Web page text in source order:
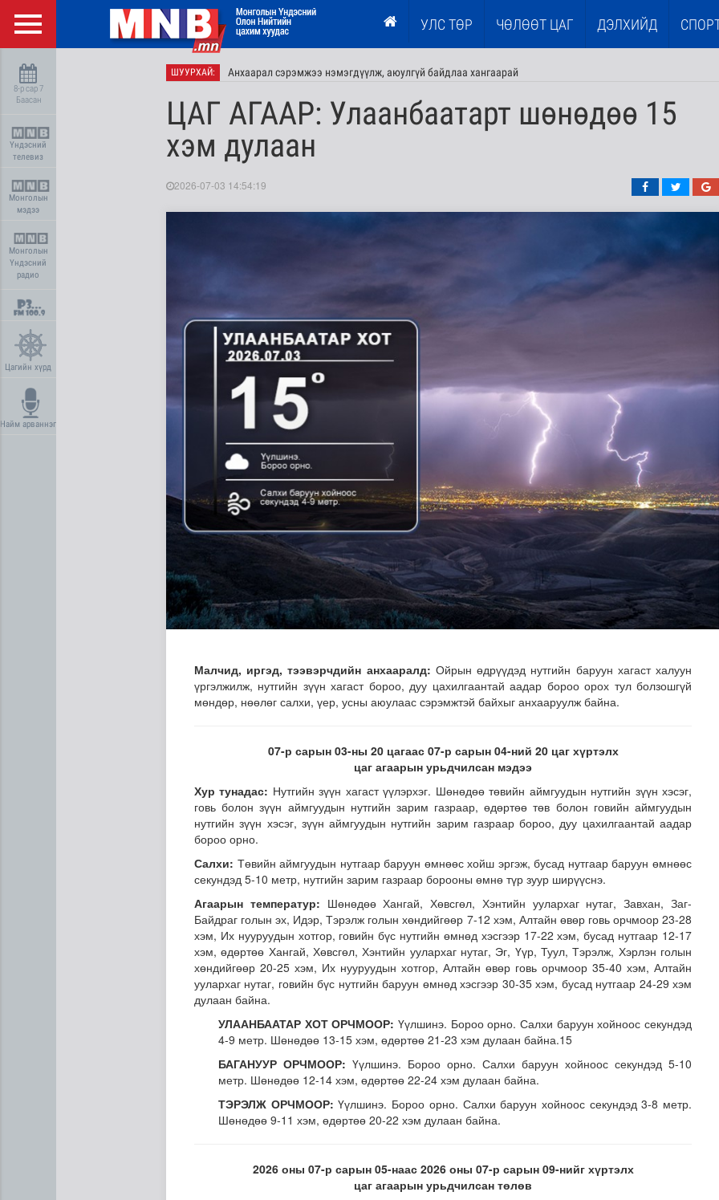
УЛС ТӨР ЧӨЛӨӨТ ЦАГ ДЭЛХИЙД
8-р сар 7
Баасан
Үндэсний
телевиз
Монголын
мэдээ
Монголын
Үндэсний
радио
Цагийн хүрд
Найм арваннэг
ШУУРХАЙ: Анхаарал сэрэмжээ нэмэгдүүлж, аюулгүй байдлаа хангаарай
Нийгмийн даатгалын сангийн хөрөнгө 7.6 тэрбум төгрөгөөр арвижлаа
Сумдын халаалтын төвүүдийн засвар, шинэчлэлийг бүрэн хийж, хувийн хэвшил рүү м..
ЦАГ АГААР: Улаанбаатарт шөнөдөө 15
хэм дулаан
2026-07-03 14:54:19
Малчид, иргэд, тээвэрчдийн анхааралд: Ойрын өдрүүдэд нутгийн баруун хагаст халуун
үргэлжилж, нутгийн зүүн хагаст бороо, дуу цахилгаантай аадар бороо орох тул болзошгүй
мөндөр, нөөлөг салхи, үер, усны аюулаас сэрэмжтэй байхыг анхааруулж байна.
07-р сарын 03-ны 20 цагаас 07-р сарын 04-ний 20 цаг хүртэлх
цаг агаарын урьдчилсан мэдээ
Хур тунадас: Нутгийн зүүн хагаст үүлэрхэг. Шөнөдөө төвийн аймгуудын нутгийн зүүн хэсэг,
говь болон зүүн аймгуудын нутгийн зарим газраар, өдөртөө төв болон говийн аймгуудын
нутгийн зүүн хэсэг, зүүн аймгуудын нутгийн зарим газраар бороо, дуу цахилгаантай аадар
бороо орно.
Салхи: Төвийн аймгуудын нутгаар баруун өмнөөс хойш эргэж, бусад нутгаар баруун өмнөөс
секундэд 5-10 метр, нутгийн зарим газраар борооны өмнө түр зуур ширүүснэ.
Агаарын температур: Шөнөдөө Хангай, Хөвсгөл, Хэнтийн уулархаг нутаг, Завхан, Заг-
Байдраг голын эх, Идэр, Тэрэлж голын хөндийгөөр 7-12 хэм, Алтайн өвөр говь орчмоор 23-28
хэм, Их нууруудын хотгор, говийн бүс нутгийн өмнөд хэсгээр 17-22 хэм, бусад нутгаар 12-17
хэм, өдөртөө Хангай, Хөвсгөл, Хэнтийн уулархаг нутаг, Эг, Үүр, Туул, Тэрэлж, Хэрлэн голын
хөндийгөөр 20-25 хэм, Их нууруудын хотгор, Алтайн өвөр говь орчмоор 35-40 хэм, Алтайн
уулархаг нутаг, говийн бүс нутгийн баруун өмнөд хэсгээр 30-35 хэм, бусад нутгаар 24-29 хэм
дулаан байна.
УЛААНБААТАР ХОТ ОРЧМООР: Үүлшинэ. Бороо орно. Салхи баруун хойноос секундэд
4-9 метр. Шөнөдөө 13-15 хэм, өдөртөө 21-23 хэм дулаан байна.15
БАГАНУУР ОРЧМООР: Үүлшинэ. Бороо орно. Салхи баруун хойноос секундэд 5-10
метр. Шөнөдөө 12-14 хэм, өдөртөө 22-24 хэм дулаан байна.
ТЭРЭЛЖ ОРЧМООР: Үүлшинэ. Бороо орно. Салхи баруун хойноос секундэд 3-8 метр.
Шөнөдөө 9-11 хэм, өдөртөө 20-22 хэм дулаан байна.
2026 оны 07-р сарын 05-наас 2026 оны 07-р сарын 09-нийг хүртэлх
цаг агаарын урьдчилсан төлөв